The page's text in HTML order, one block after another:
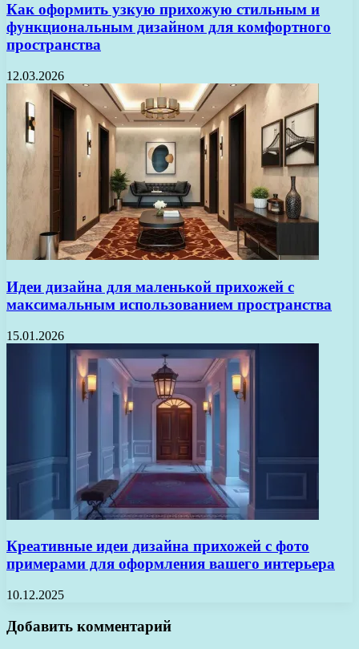
Как оформить узкую прихожую стильным и
функциональным дизайном для комфортного
пространства
12.03.2026
Идеи дизайна для маленькой прихожей с
максимальным использованием пространства
15.01.2026
Креативные идеи дизайна прихожей с фото
примерами для оформления вашего интерьера
10.12.2025
Добавить комментарий